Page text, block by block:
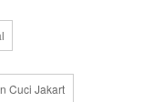
Cuci Jakart